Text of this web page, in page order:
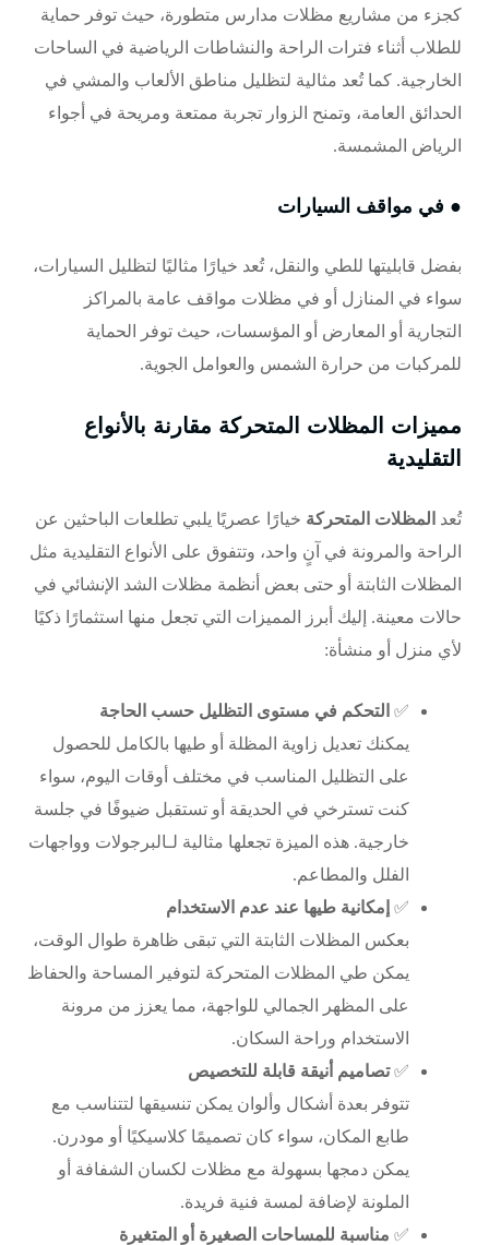
كجزء من مشاريع مظلات مدارس متطورة، حيث توفر حماية
للطلاب أثناء فترات الراحة والنشاطات الرياضية في الساحات
الخارجية. كما تُعد مثالية لتظليل مناطق الألعاب والمشي في
الحدائق العامة، وتمنح الزوار تجربة ممتعة ومريحة في أجواء
الرياض المشمسة.
● في مواقف السيارات
بفضل قابليتها للطي والنقل، تُعد خيارًا مثاليًا لتظليل السيارات،
سواء في المنازل أو في مظلات مواقف عامة بالمراكز
التجارية أو المعارض أو المؤسسات، حيث توفر الحماية
للمركبات من حرارة الشمس والعوامل الجوية.
مميزات المظلات المتحركة مقارنة بالأنواع
التقليدية
تُعد المظلات المتحركة خيارًا عصريًا يلبي تطلعات الباحثين عن
الراحة والمرونة في آنٍ واحد، وتتفوق على الأنواع التقليدية مثل
المظلات الثابتة أو حتى بعض أنظمة مظلات الشد الإنشائي في
حالات معينة. إليك أبرز المميزات التي تجعل منها استثمارًا ذكيًا
لأي منزل أو منشأة:
✅ التحكم في مستوى التظليل حسب الحاجة
يمكنك تعديل زاوية المظلة أو طيها بالكامل للحصول
على التظليل المناسب في مختلف أوقات اليوم، سواء
كنت تسترخي في الحديقة أو تستقبل ضيوفًا في جلسة
خارجية. هذه الميزة تجعلها مثالية لـالبرجولات وواجهات
الفلل والمطاعم.
✅ إمكانية طيها عند عدم الاستخدام
بعكس المظلات الثابتة التي تبقى ظاهرة طوال الوقت،
يمكن طي المظلات المتحركة لتوفير المساحة والحفاظ
على المظهر الجمالي للواجهة، مما يعزز من مرونة
الاستخدام وراحة السكان.
✅تصاميم أنيقة قابلة للتخصيص
تتوفر بعدة أشكال وألوان يمكن تنسيقها لتتناسب مع
طابع المكان، سواء كان تصميمًا كلاسيكيًا أو مودرن.
يمكن دمجها بسهولة مع مظلات لكسان الشفافة أو
الملونة لإضافة لمسة فنية فريدة.
✅ مناسبة للمساحات الصغيرة أو المتغيرة